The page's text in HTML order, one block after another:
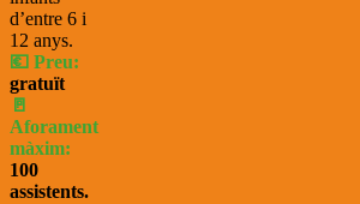
d’entre 6 i
12 anys.
💶 Preu:
gratuït
🚪
Aforament
màxim:
100
assistents.